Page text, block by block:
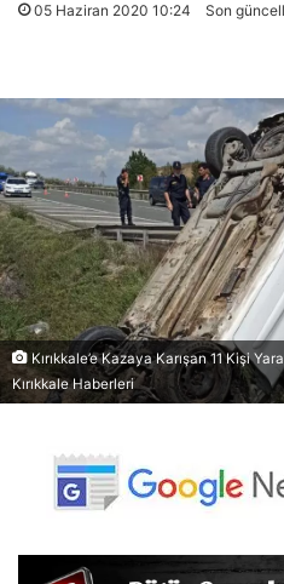
05 Haziran 2020 10:24 Son
Kırıkkale’e Kazaya Karışan 11 Kişi
Kırıkkale Haberleri